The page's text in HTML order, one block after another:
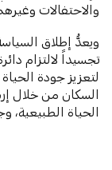
والاحتفالات
ويعدُّ إطلاق
تجسيداً لالتزام
لتعزيز جودة
السكان من خلال
الحياة